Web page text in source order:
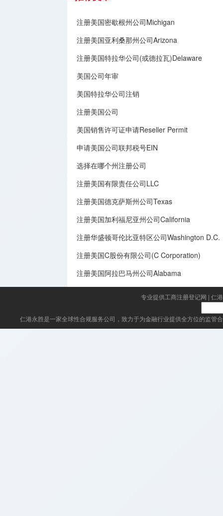
注册美国密歇根州公司Michigan
注册美国亚利桑那州公司Arizona
注册美国特拉华公司(或德拉瓦)Delaware
美国公司年审
美国特拉华公司注销
注册美国公司
美国销售许可证申请Reseller Permit
申请美国公司联邦税号EIN
选择在哪个州注册公司
注册美国有限责任公司LLC
注册美国德克萨斯州公司Texas
注册美国加利福尼亚州公司California
注册华盛顿哥伦比亚特区公司Washington D.C.
注册美国C股份有限公司(C Corporation)
注册美国阿拉巴马州公司Alabama
专业提供工商注册登记网 | 仁
仁港永胜是一家全球性合规服务公司，致力于为金融行业提供全方位的监管